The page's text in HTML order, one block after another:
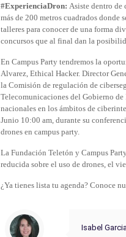
#ExperienciaDron: Asiste dentro de
más de 200 metros cuadrados donde
talleres para conocer de una forma
concursos que al final dan la
En Campus Party tendremos la
Alvarez, Ethical Hacker. Director
la Comisión de regulación de
Telecomunicaciones del Gobierno de
nacionales en los ámbitos de
Junio 10:00 am, durante su
drones en campus party.
La Fundación Teletón y Campus
reducida sobre el uso de drones, el
¿Ya tienes lista tu agenda? Conoce
Isabel